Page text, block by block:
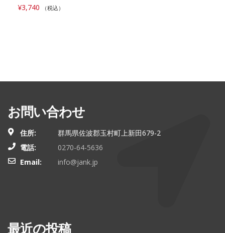
¥3,740 （税込）
お問い合わせ
住所:
群馬県佐波郡玉村町上新田679-2
電話:
0270-64-5636
Email:
info@jank.jp
最近の投稿